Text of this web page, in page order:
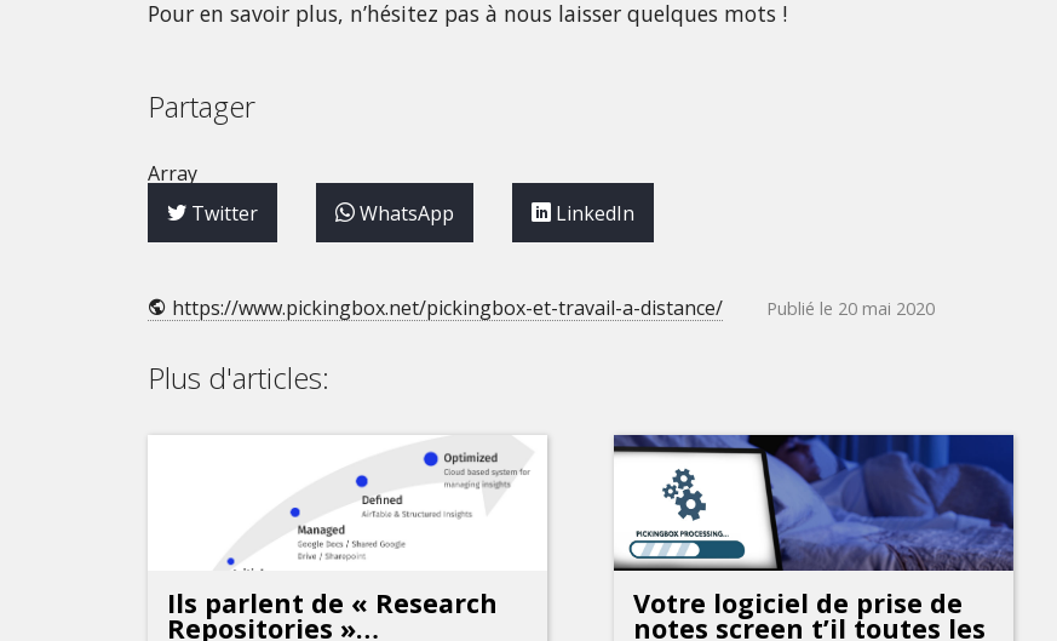
Pour en savoir plus, n’hésitez pas à nous laisser quelques mots !
Partager
Array
Twitter
WhatsApp LinkedIn
https://www.pickingbox.net/pickingbox-et-travail-a-distance/ Publié le 20 mai 2020
Plus d'articles:
Ils parlent de « Research
Repositories »…
Votre logiciel de prise de
notes screen t’il toutes les